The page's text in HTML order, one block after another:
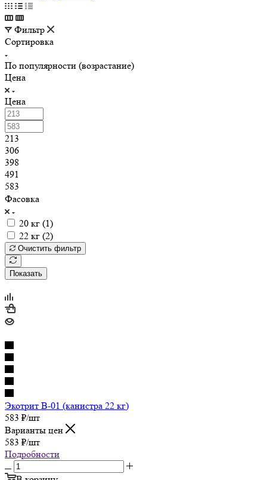
Фильтр
Сортировка
По популярности (возрастание)
Цена
Цена
213
306
398
491
583
Фасовка
20 кг (1)
22 кг (2)
Очистить фильтр
Показать
Экотрит В-01 (канистра 22 кг)
583 ₽/шт
Варианты цен
583 ₽/шт
Подробности